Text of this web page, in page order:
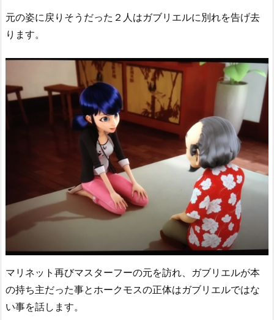
元の姿に戻りそうだった２人はガブリエルに別れを告げ去
ります。
マリネット再びマスターフーの元を訪れ、ガブリエルが本
の持ち主だった事とホークモスの正体はガブリエルではな
い事を話します。